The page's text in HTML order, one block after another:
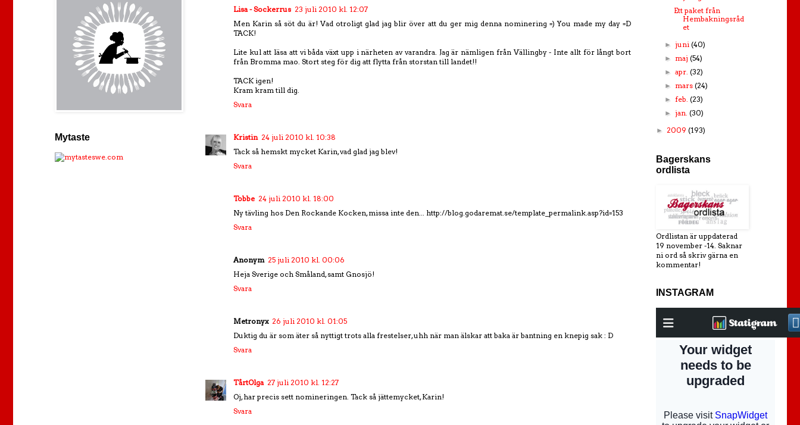
Lisa - Sockerrus 23 juli 2010 kl. 12:07
Men Karin så söt du är! Vad otroligt glad jag blir över att du ger mig denna nominering =) You made my day =D
TACK!
Lite kul att läsa att vi båda växt upp i närheten av varandra. Jag är nämligen från Vällingby - Inte allt för långt bort
från Bromma mao. Stort steg för dig att flytta från storstan till landet!!
TACK igen!
Kram kram till dig.
Svara
Kristin 24 juli 2010 kl. 10:38
Tack så hemskt mycket Karin, vad glad jag blev!
Svara
Tobbe 24 juli 2010 kl. 18:00
Ny tävling hos Den Rockande Kocken, missa inte den... http://blog.godaremat.se/template_permalink.asp?id=153
Svara
Anonym 25 juli 2010 kl. 00:06
Heja Sverige och Småland, samt Gnosjö!
Svara
Metronyx 26 juli 2010 kl. 01:05
Duktig du är som äter så nyttigt trots alla frestelser, uhh när man älskar att baka är bantning en knepig sak : D
Svara
TårtOlga 27 juli 2010 kl. 12:27
Oj, har precis sett nomineringen. Tack så jättemycket, Karin!
Svara
Mytaste
Ett paket från
Hembakningsråd
et
► juni(40)
► maj(54)
►apr.(32)
► mars(24)
►feb.(23)
► jan.(30)
► 2009 (193)
Bagerskans
ordlista
Ordlistan är uppdaterad
19 november -14. Saknar
ni ord så skriv gärna en
kommentar!
INSTAGRAM